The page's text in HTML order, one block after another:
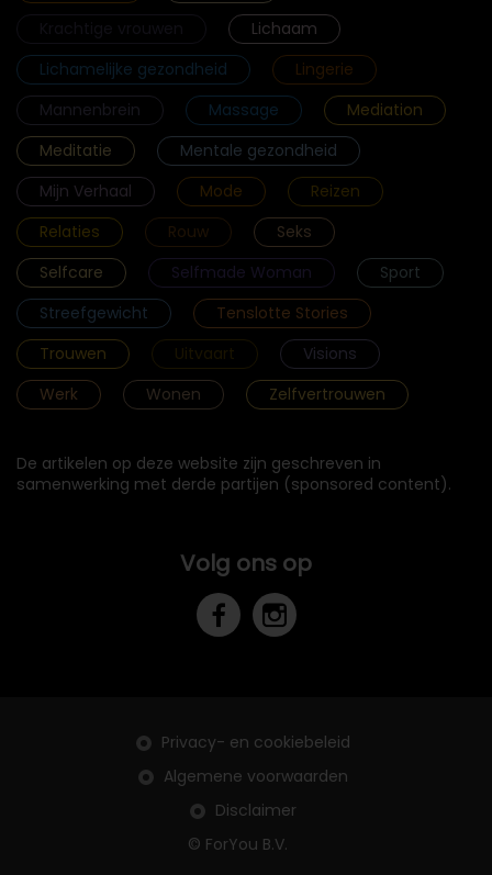
Lichaam
Lichamelijke gezondheid
Lingerie
Mannenbrein
Massage
Mediation
Meditatie
Mentale gezondheid
Mijn Verhaal
Mode
Reizen
Relaties
Rouw
Seks
Selfcare
Selfmade Woman
Sport
Streefgewicht
Tenslotte Stories
Trouwen
Uitvaart
Visions
Werk
Wonen Zelfvertrouwen
De artikelen op deze website zijn geschreven in
samenwerking met derde partijen (sponsored content).
Volg ons op
© ForYou B.V.
Privacy- en cookiebeleid
Algemene voorwaarden
Disclaimer